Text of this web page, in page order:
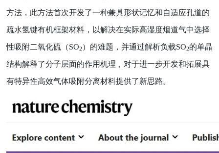
方法，此方法首次开发了一种兼具形状记忆和自适应孔道的
疏水氢键有机框架材料，以解决在实际高湿度烟道气中选择
性吸附二氧化硫（SO2）的难题，并通过解析负载SO2的单晶
结构解释了分子层面的作用机理，对于进一步开发和拓展具
有特异性高效气体吸附分离材料提供了新思路。